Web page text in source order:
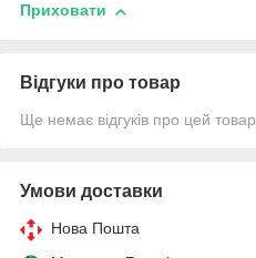
Приховати
Відгуки про товар
Ще немає відгуків про цей товар
Умови доставки
Нова Пошта